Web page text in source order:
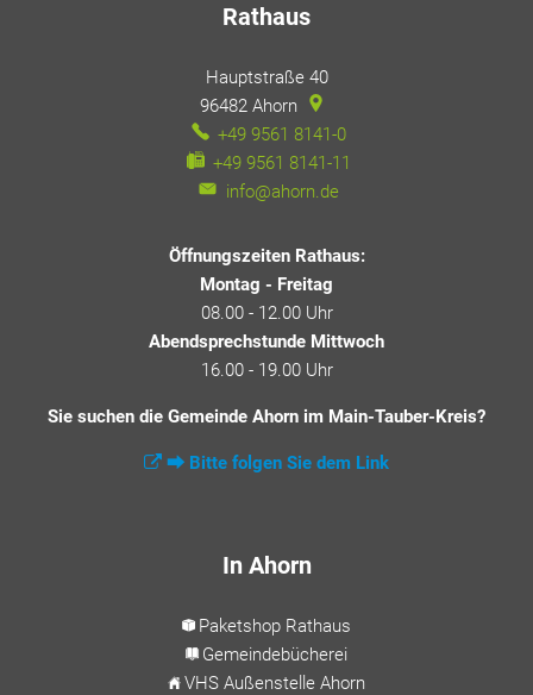
Rathaus
Hauptstraße 40
96482 Ahorn
+49 9561 8141-0
+49 9561 8141-11
info@ahorn.de
Öffnungszeiten Rathaus:
Montag - Freitag
08.00 - 12.00 Uhr
Abendsprechstunde Mittwoch
16.00 - 19.00 Uhr
Sie suchen die Gemeinde Ahorn im Main-Tauber-Kreis?
⮕ Bitte folgen Sie dem Link
In Ahorn
Paketshop Rathaus
Gemeindebücherei
VHS Außenstelle Ahorn